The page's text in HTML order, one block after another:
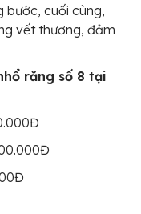
bước, cuối cùng,
vết thương, đảm
răng số 8 tại